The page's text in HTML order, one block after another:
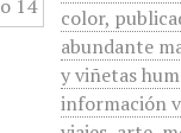
color,
abundante
y viñetas
información